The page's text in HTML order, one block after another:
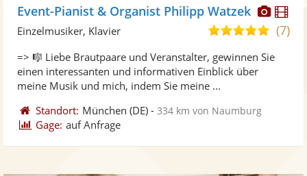
Fotos
Event-Pianist & Organist Philipp Watzek
5,0
5
(7)
Einzelmusiker, Klavier
=> 🎼 Liebe Brautpaare und Veranstalter, gewinnen Sie
einen interessanten und informativen Einblick über
meine Musik und mich, indem Sie meine ...
Standort: München (DE) -334 km von Naumburg
Gage: auf Anfrage